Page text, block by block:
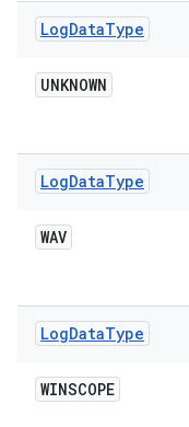
LogDataType
UNKNOWN
LogDataType
WAV
LogDataType
WINSCOPE